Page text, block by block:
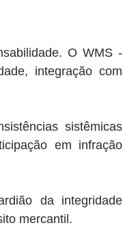
O WMS -
integração com
sistêmicas
em infração
da integridade
mercantil.